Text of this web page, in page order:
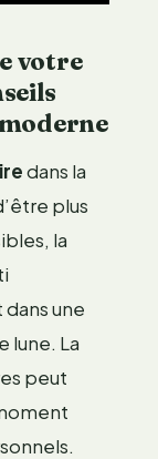
votre
dans la
plus
la
une
lune. La
peut